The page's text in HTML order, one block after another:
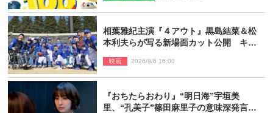
相葉雅紀主演『４アウト』黒島結菜＆松
本利夫らが写る新場面カット公開 キャ
映画 2026/8/6 16:00
『おちたらおわり』“明日海”宇垣美
里、“孔美子”篠田麻里子の意味深発言に